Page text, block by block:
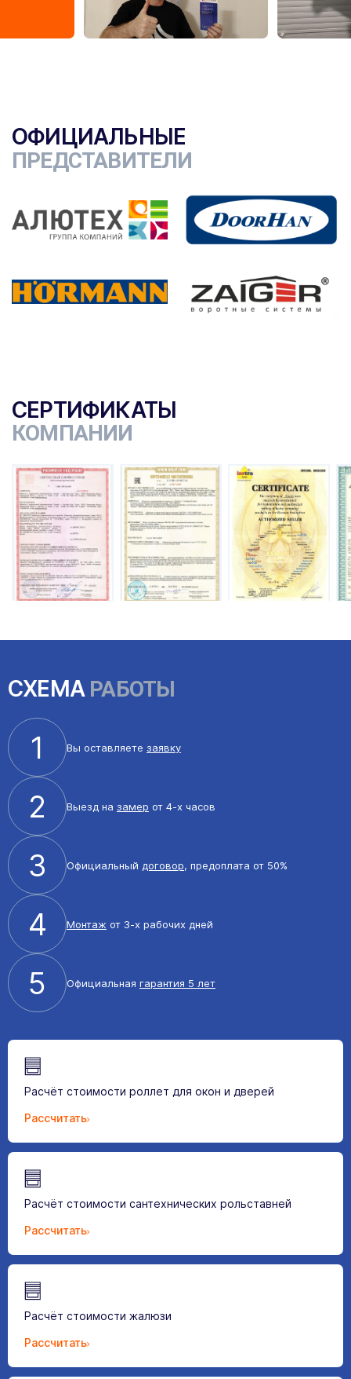
ОФИЦИАЛЬНЫЕ
ПРЕДСТАВИТЕЛИ
СЕРТИФИКАТЫ
КОМПАНИИ
СХЕМАРАБОТЫ
1 Вы оставляете заявку
2 Выезд на замер от 4-х часов
3 Официальный договор, предоплата от 50%
4 Монтаж от 3-х рабочих дней
5 Официальная гарантия 5 лет
Расчёт стоимости роллет для окон и дверей
Рассчитать
Расчёт стоимости сантехнических рольставней
Рассчитать
Расчёт стоимости жалюзи
Рассчитать